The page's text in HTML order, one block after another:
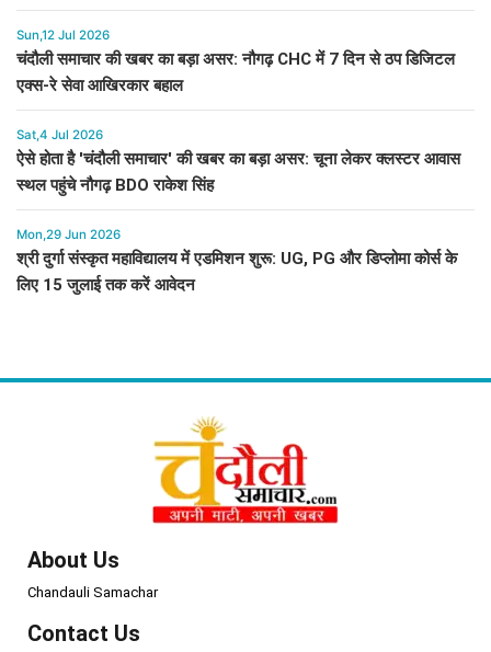
Sun,12 Jul 2026
चंदौली समाचार की खबर का बड़ा असर: नौगढ़ CHC में 7 दिन से ठप डिजिटल
एक्स-रे सेवा आखिरकार बहाल
Sat,4 Jul 2026
ऐसे होता है 'चंदौली समाचार' की खबर का बड़ा असर: चूना लेकर क्लस्टर आवास
स्थल पहुंचे नौगढ़ BDO राकेश सिंह
Mon,29 Jun 2026
श्री दुर्गा संस्कृत महाविद्यालय में एडमिशन शुरू: UG, PG और डिप्लोमा कोर्स के
लिए 15 जुलाई तक करें आवेदन
About Us
Chandauli Samachar
Contact Us